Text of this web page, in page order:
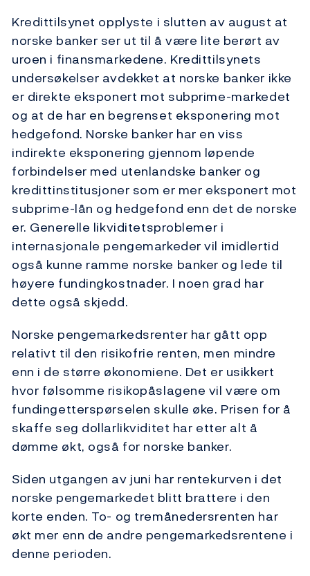
Kredittilsynet opplyste i slutten av august at
norske banker ser ut til å være lite berørt av
uroen i finansmarkedene. Kredittilsynets
undersøkelser avdekket at norske banker ikke
er direkte eksponert mot subprime-markedet
og at de har en begrenset eksponering mot
hedgefond. Norske banker har en viss
indirekte eksponering gjennom løpende
forbindelser med utenlandske banker og
kredittinstitusjoner som er mer eksponert mot
subprime-lån og hedgefond enn det de norske
er. Generelle likviditetsproblemer i
internasjonale pengemarkeder vil imidlertid
også kunne ramme norske banker og lede til
høyere fundingkostnader. I noen grad har
dette også skjedd.
Norske pengemarkedsrenter har gått opp
relativt til den risikofrie renten, men mindre
enn i de større økonomiene. Det er usikkert
hvor følsomme risikopåslagene vil være om
fundingetterspørselen skulle øke. Prisen for å
skaffe seg dollarlikviditet har etter alt å
dømme økt, også for norske banker.
Siden utgangen av juni har rentekurven i det
norske pengemarkedet blitt brattere i den
korte enden. To- og tremånedersrenten har
økt mer enn de andre pengemarkedsrentene i
denne perioden.